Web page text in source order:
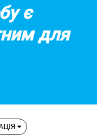
є
для